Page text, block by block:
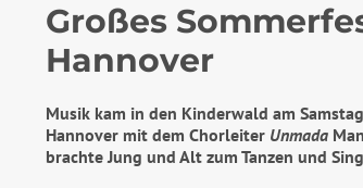
Großes
Hannover
Musik kam in den Kinderwald am
Hannover mit dem Chorleiter Unmada
brachte Jung und Alt zum Tanzen und